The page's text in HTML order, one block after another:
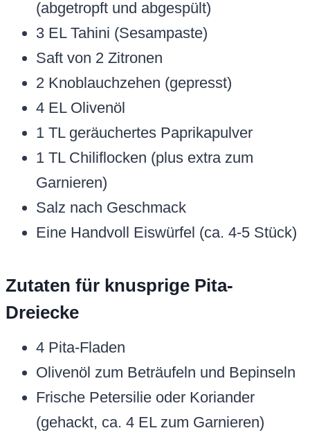
(abgetropft und abgespült)
3 EL Tahini (Sesampaste)
Saft von 2 Zitronen
2 Knoblauchzehen (gepresst)
4 EL Olivenöl
1 TL geräuchertes Paprikapulver
1 TL Chiliflocken (plus extra zum
Garnieren)
Salz nach Geschmack
Eine Handvoll Eiswürfel (ca. 4-5 Stück)
Zutaten für knusprige Pita-
Dreiecke
4 Pita-Fladen
Olivenöl zum Beträufeln und Bepinseln
Frische Petersilie oder Koriander
(gehackt, ca. 4 EL zum Garnieren)